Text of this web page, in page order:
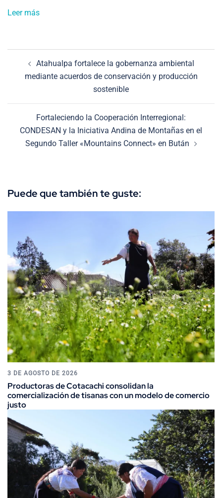
Leer más
entradas
Atahualpa fortalece la gobernanza ambiental
mediante acuerdos de conservación y producción
sostenible
Fortaleciendo la Cooperación Interregional:
CONDESAN y la Iniciativa Andina de Montañas en el
Segundo Taller «Mountains Connect» en Bután
Puede que también te guste:
3 DE AGOSTO DE 2026
Productoras de Cotacachi consolidan la
comercialización de tisanas con un modelo de comercio
justo